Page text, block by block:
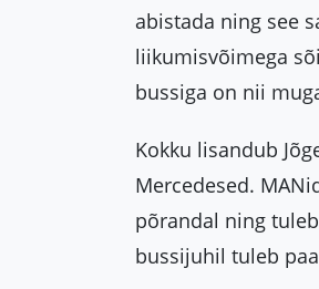
abistada ning see
liikumisvõimega
bussiga on nii
Kokku lisandub
Mercedesed.
põrandal ning
bussijuhil tuleb